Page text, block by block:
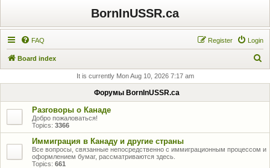
BornInUSSR.ca
FAQ Login
Register
Board index
r
It is currently Mon Aug 10, 2026 7:17 am
Форумы BornInUSSR.ca
Разговоры о Канаде
Добро пожаловаться!
Topics: 3366
Иммиграция в Канаду и другие страны
Все вопросы, связанные непосредственно с иммиграционным процессом и
оформлением бумаг, рассматриваются здесь.
Topics: 661